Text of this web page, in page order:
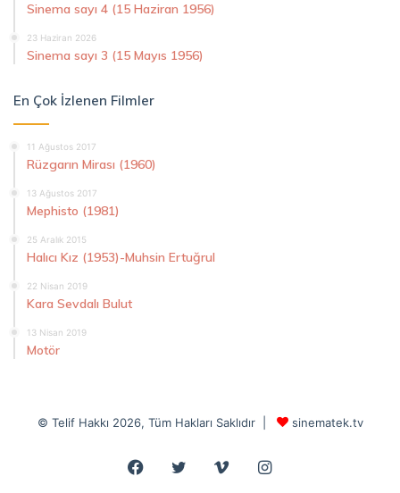
Sinema sayı 4 (15 Haziran 1956)
23 Haziran 2026
Sinema sayı 3 (15 Mayıs 1956)
En Çok İzlenen Filmler
11 Ağustos 2017
Rüzgarın Mirası (1960)
13 Ağustos 2017
Mephisto (1981)
25 Aralık 2015
Halıcı Kız (1953)-Muhsin Ertuğrul
22 Nisan 2019
Kara Sevdalı Bulut
13 Nisan 2019
Motör
© Telif Hakkı 2026, Tüm Hakları Saklıdır | sinematek.tv
Facebook
Twitter VimeoInstagram